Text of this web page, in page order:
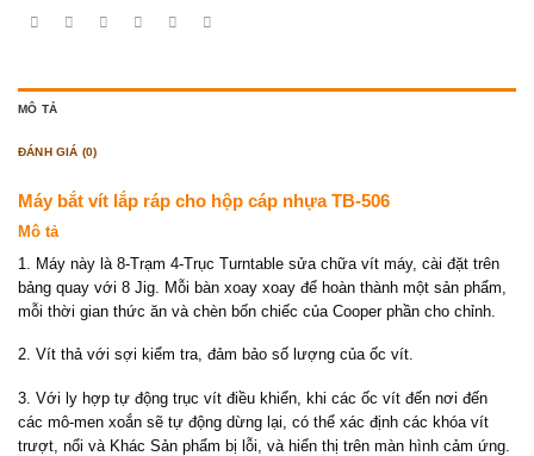
MÔ TẢ
ĐÁNH GIÁ (0)
Máy bắt vít lắp ráp cho hộp cáp nhựa TB-506
Mô tả
1. Máy này là 8-Trạm 4-Trục Turntable sửa chữa vít máy, cài đặt trên
bảng quay với 8 Jig. Mỗi bàn xoay xoay để hoàn thành một sản phẩm,
mỗi thời gian thức ăn và chèn bốn chiếc của Cooper phần cho chỉnh.
2. Vít thả với sợi kiểm tra, đảm bảo số lượng của ốc vít.
3. Với ly hợp tự động trục vít điều khiển, khi các ốc vít đến nơi đến
các mô-men xoắn sẽ tự động dừng lại, có thể xác định các khóa vít
trượt, nổi và Khác Sản phẩm bị lỗi, và hiển thị trên màn hình cảm ứng.